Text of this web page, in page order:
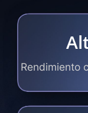
Rendimiento